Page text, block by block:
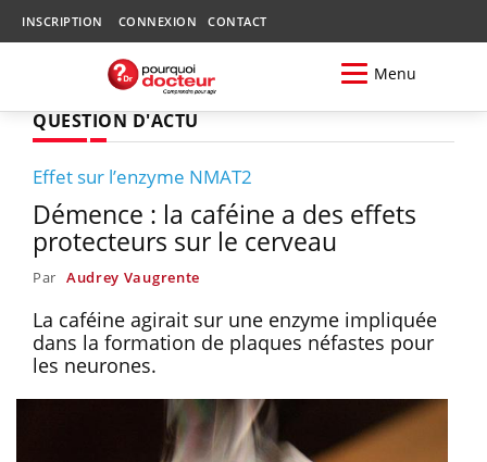
INSCRIPTION CONNEXION CONTACT
Menu
QUESTION D'ACTU
Effet sur l’enzyme NMAT2
Démence : la caféine a des effets
protecteurs sur le cerveau
Par Audrey Vaugrente
La caféine agirait sur une enzyme impliquée
dans la formation de plaques néfastes pour
les neurones.